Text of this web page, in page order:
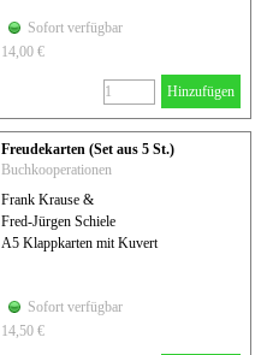
Sofort verfügbar
14,00 €
Hinzufügen
Freudekarten (Set aus 5 St.)
Buchkooperationen
Frank Krause &
Fred-Jürgen Schiele
A5 Klappkarten mit Kuvert
Sofort verfügbar
14,50 €